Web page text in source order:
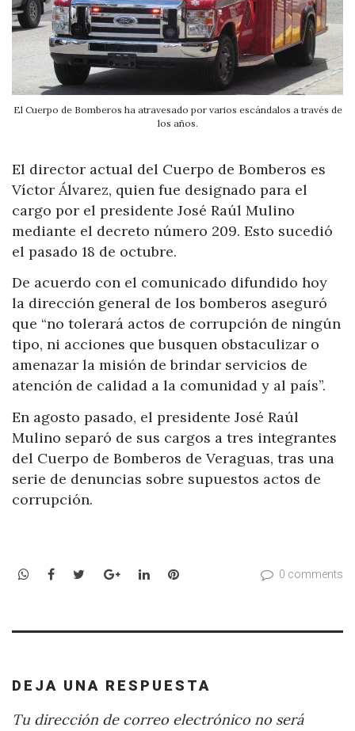
El Cuerpo de Bomberos ha atravesado por varios escándalos a través de
los años.
El director actual del Cuerpo de Bomberos es
Víctor Álvarez, quien fue designado para el
cargo por el presidente José Raúl Mulino
mediante el decreto número 209. Esto sucedió
el pasado 18 de octubre.
De acuerdo con el comunicado difundido hoy
la dirección general de los bomberos aseguró
que “no tolerará actos de corrupción de ningún
tipo, ni acciones que busquen obstaculizar o
amenazar la misión de brindar servicios de
atención de calidad a la comunidad y al país”.
En agosto pasado, el presidente José Raúl
Mulino separó de sus cargos a tres integrantes
del Cuerpo de Bomberos de Veraguas, tras una
serie de denuncias sobre supuestos actos de
corrupción.
WhatsApp
Facebook
TwitterGoogle+LinkedInPinterest 0 comments
DEJA UNA RESPUESTA
Tu dirección de correo electrónico no será